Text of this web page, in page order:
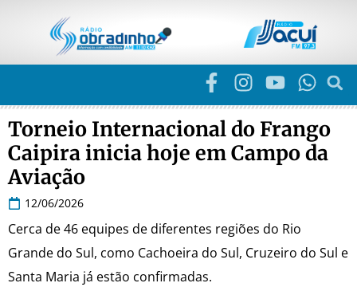
Torneio Internacional do Frango
Caipira inicia hoje em Campo da
Aviação
12/06/2026
Cerca de 46 equipes de diferentes regiões do Rio
Grande do Sul, como Cachoeira do Sul, Cruzeiro do Sul e
Santa Maria já estão confirmadas.